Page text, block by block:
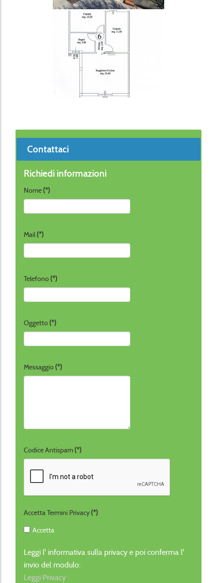
Contattaci
Richiedi informazioni
Nome(*)
Mail(*)
Telefono(*)
Oggetto(*)
Messaggio(*)
Codice Antispam(*)
Accetta Termini Privacy(*)
Accetta
Leggi l' informativa sulla privacy e poi conferma l'
invio del modulo:
Leggi Privacy